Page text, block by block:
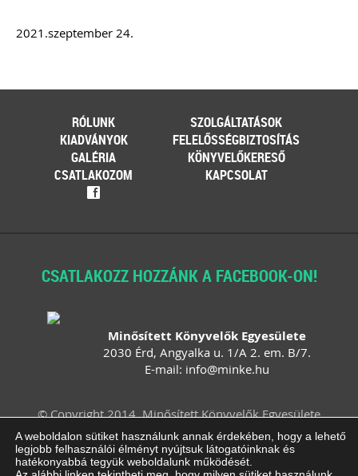
2021.szeptember 24.
RÓLUNK
SZOLGÁLTATÁSOK
KIADVÁNYOK
FELELŐSSÉGBIZTOSÍTÁS
GALÉRIA
KÖNYVELŐKERESŐ
CSATLAKOZOM
KAPCSOLAT
f
CSATLAKOZZ HOZZÁNK A FACEBOOK-ON!
Minősített Könyvelők Egyesülete
2030 Érd, Angyalka u. 1/A 2. em. B/7.
E-mail: info@minke.hu
© Copyright 2014. Minősített Könyvelők Egyesülete
Felhasználási feltételek
Adatvédelem
Impresszum
ÁSZF
Süti beállítások
módosítása
A weboldalon sütiket használunk annak érdekében, hogy a lehető
legjobb felhasználói élményt nyújtsuk látogatóinknak és
hatékonyabbá tegyük weboldalunk működését.